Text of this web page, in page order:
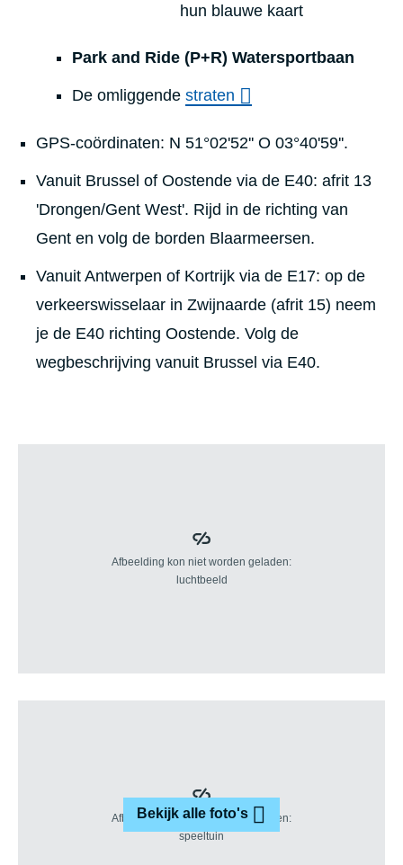
hun blauwe kaart
Park and Ride (P+R) Watersportbaan
De omliggende straten
GPS-coördinaten: N 51°02'52'' O 03°40'59''.
Vanuit Brussel of Oostende via de E40: afrit 13
'Drongen/Gent West'. Rijd in de richting van
Gent en volg de borden Blaarmeersen.
Vanuit Antwerpen of Kortrijk via de E17: op de
verkeerswisselaar in Zwijnaarde (afrit 15) neem
je de E40 richting Oostende. Volg de
wegbeschrijving vanuit Brussel via E40.
Bekijk alle foto's